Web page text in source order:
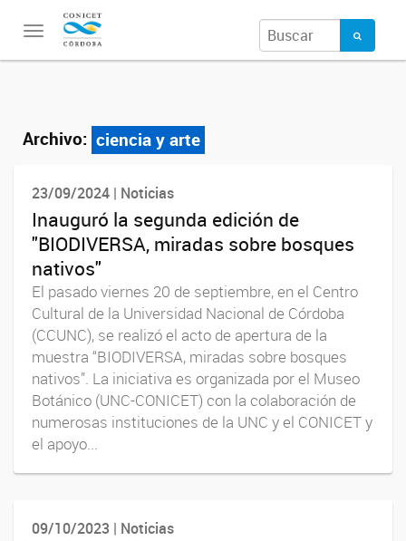
Toggle
navigation
Archivo: ciencia y arte
23/09/2024 | Noticias
Inauguró la segunda edición de
"BIODIVERSA, miradas sobre bosques
nativos"
El pasado viernes 20 de septiembre, en el Centro
Cultural de la Universidad Nacional de Córdoba
(CCUNC), se realizó el acto de apertura de la
muestra “BIODIVERSA, miradas sobre bosques
nativos”. La iniciativa es organizada por el Museo
Botánico (UNC-CONICET) con la colaboración de
numerosas instituciones de la UNC y el CONICET y
el apoyo...
09/10/2023 | Noticias